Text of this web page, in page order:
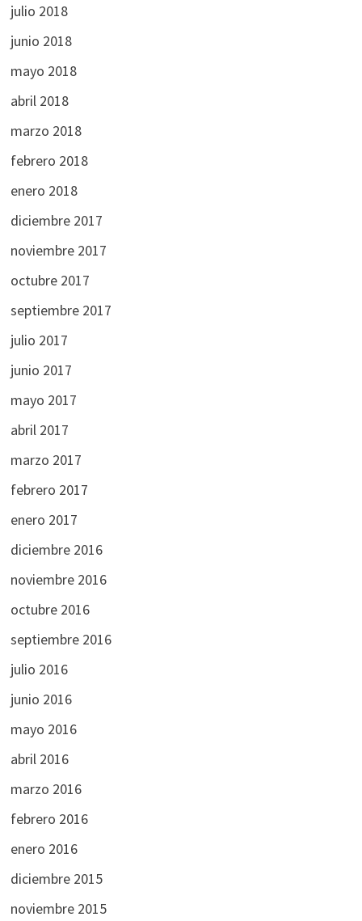
julio 2018
junio 2018
mayo 2018
abril 2018
marzo 2018
febrero 2018
enero 2018
diciembre 2017
noviembre 2017
octubre 2017
septiembre 2017
julio 2017
junio 2017
mayo 2017
abril 2017
marzo 2017
febrero 2017
enero 2017
diciembre 2016
noviembre 2016
octubre 2016
septiembre 2016
julio 2016
junio 2016
mayo 2016
abril 2016
marzo 2016
febrero 2016
enero 2016
diciembre 2015
noviembre 2015